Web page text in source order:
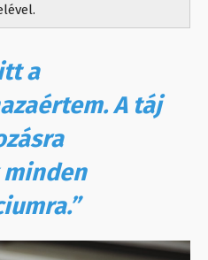
a
A táj